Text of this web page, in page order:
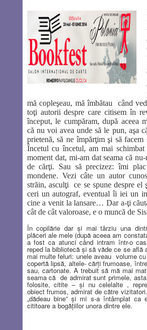
mă copleşeau, mă îmbătau
când
toţi autorii despre care citisem în
început, le cumpăram, după aceea
că nu voi avea unde să le pun, aşa
prietenă, să ne împărţim şi să facem
Încetul cu încetul, am mai
moment dat, mi-am dat seama că
de cărţi. Sau să precizez: îmi plac
mondene. Vezi câte un autor
străin, asculţi
ce se spune despre el
ceri un autograf, eventual îi iei un
cine a venit la lansare… Dar a-ţi
cât de cât valoroase, e o muncă de
În copilărie dar şi mai târziu una
plăceri ale mele (după aceea am
a fost ca atunci când intram într-o
reped la bibliotecă şi să văde ce se află
mai multe feluri: unele aveau volume
copertă lipsă, altele- cărţi frumoase,
sau, cartonate. A trebuit să mă mai
seama că de admirat sunt primele,
folosite, citite – şi nu celelalte ,
obiect frumos, admirat de către
„dădeau bine” şi mi s-a întâmplat ca
cititoare a bogăţiilor unora dintre ele.